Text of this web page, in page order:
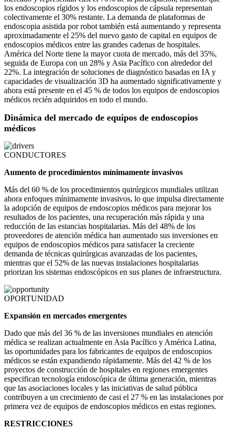
los endoscopios rígidos y los endoscopios de cápsula representan
colectivamente el 30% restante. La demanda de plataformas de
endoscopia asistida por robot también está aumentando y representa
aproximadamente el 25% del nuevo gasto de capital en equipos de
endoscopios médicos entre las grandes cadenas de hospitales.
América del Norte tiene la mayor cuota de mercado, más del 35%,
seguida de Europa con un 28% y Asia Pacífico con alrededor del
22%. La integración de soluciones de diagnóstico basadas en IA y
capacidades de visualización 3D ha aumentado significativamente y
ahora está presente en el 45 % de todos los equipos de endoscopios
médicos recién adquiridos en todo el mundo.
Dinámica del mercado de equipos de endoscopios
médicos
CONDUCTORES
Aumento de procedimientos mínimamente invasivos
Más del 60 % de los procedimientos quirúrgicos mundiales utilizan
ahora enfoques mínimamente invasivos, lo que impulsa directamente
la adopción de equipos de endoscopios médicos para mejorar los
resultados de los pacientes, una recuperación más rápida y una
reducción de las estancias hospitalarias. Más del 48% de los
proveedores de atención médica han aumentado sus inversiones en
equipos de endoscopios médicos para satisfacer la creciente
demanda de técnicas quirúrgicas avanzadas de los pacientes,
mientras que el 52% de las nuevas instalaciones hospitalarias
priorizan los sistemas endoscópicos en sus planes de infraestructura.
OPORTUNIDAD
Expansión en mercados emergentes
Dado que más del 36 % de las inversiones mundiales en atención
médica se realizan actualmente en Asia Pacífico y América Latina,
las oportunidades para los fabricantes de equipos de endoscopios
médicos se están expandiendo rápidamente. Más del 42 % de los
proyectos de construcción de hospitales en regiones emergentes
especifican tecnología endoscópica de última generación, mientras
que las asociaciones locales y las iniciativas de salud pública
contribuyen a un crecimiento de casi el 27 % en las instalaciones por
primera vez de equipos de endoscopios médicos en estas regiones.
RESTRICCIONES